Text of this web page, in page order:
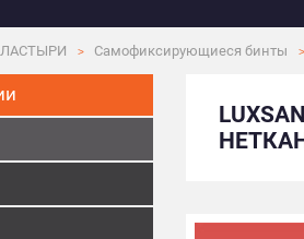
Самофиксирующиеся бинты